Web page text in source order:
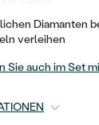
Diamanten
verleihen
Sie auch im Set